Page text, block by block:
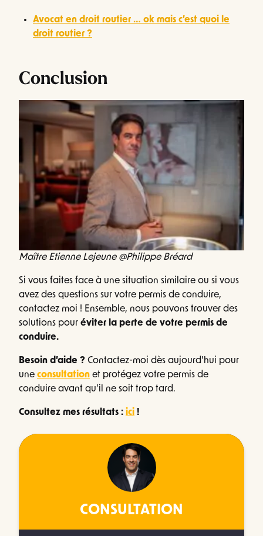
Avocat en droit routier … ok mais c’est quoi le
droit routier ?
Conclusion
Maître Etienne Lejeune @Philippe Bréard
Si vous faites face à une situation similaire ou si vous
avez des questions sur votre permis de conduire,
contactez moi ! Ensemble, nous pouvons trouver des
solutions pour éviter la perte de votre permis de
conduire.
Besoin d’aide ? Contactez-moi dès aujourd’hui pour
une consultation et protégez votre permis de
conduire avant qu’il ne soit trop tard.
Consultez mes résultats : ici !
CONSULTATION